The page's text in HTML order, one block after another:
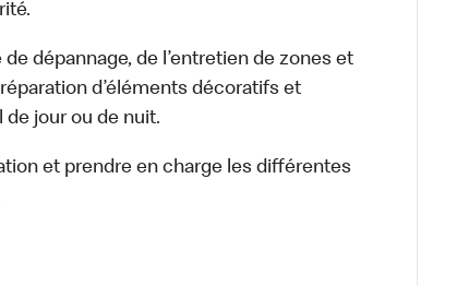
dépannage, de l’entretien de zones et
d’éléments décoratifs et
de jour ou de nuit.
et prendre en charge les différentes